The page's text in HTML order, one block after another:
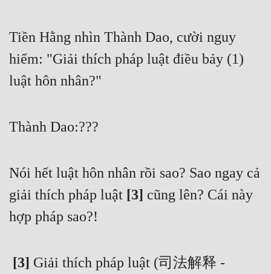
Tiền Hằng nhìn Thành Dao, cười nguy
hiểm: "Giải thích pháp luật điều bảy (1)
luật hôn nhân?"
Thành Dao:???
Nói hết luật hôn nhân rồi sao? Sao ngay cả
giải thích pháp luật [3] cũng lên? Cái này
hợp pháp sao?!
[3] Giải thích pháp luật (司法解释 -